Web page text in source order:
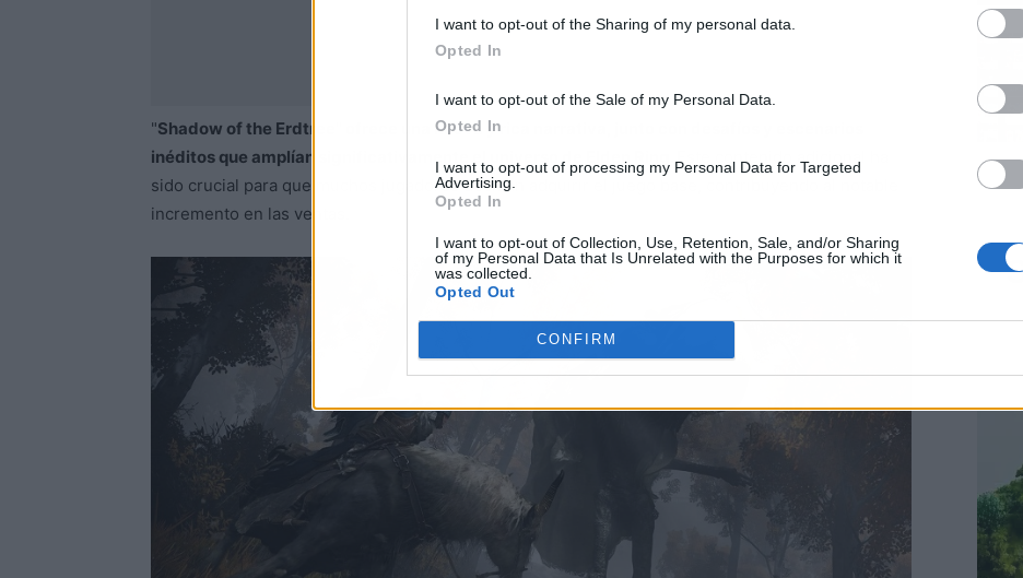
I want to opt-out of the Sharing of my personal data.
Opted In
I want to opt-out of the Sale of my Personal Data.
Opted In
I want to opt-out of processing my Personal Data for Targeted
Advertising.
Opted In
I want to opt-out of Collection, Use, Retention, Sale, and/or Sharing
of my Personal Data that Is Unrelated with the Purposes for which it
was collected.
Opted Out
CONFIRM
"Shadow of the Erdtree" ofrece una nueva y rica narrativa, junto con desafíos y escenarios
inéditos que amplían significativamente el universo de Elden Ring.Este contenido adicional ha
sido crucial para que muchos jugadores decidan adquirir el juego base, contribuyendo al notable
incremento en las ventas.